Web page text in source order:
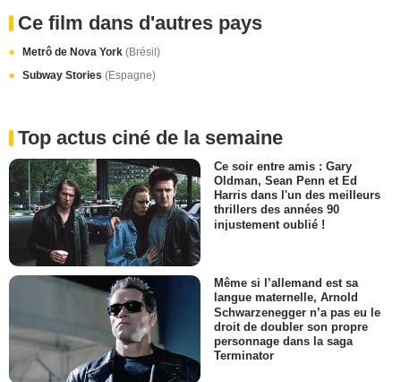
Ce film dans d'autres pays
Metrô de Nova York (Brésil)
Subway Stories (Espagne)
Top actus ciné de la semaine
Ce soir entre amis : Gary
Oldman, Sean Penn et Ed
Harris dans l'un des meilleurs
thrillers des années 90
injustement oublié !
Même si l’allemand est sa
langue maternelle, Arnold
Schwarzenegger n’a pas eu le
droit de doubler son propre
personnage dans la saga
Terminator